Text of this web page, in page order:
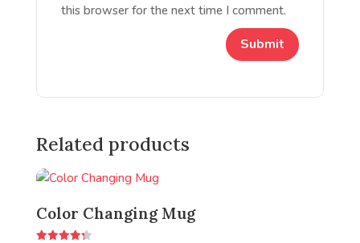
this browser for the next time I comment.
Related products
Color Changing Mug